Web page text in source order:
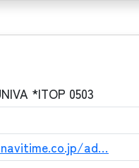
*ITOP 0503
ad…